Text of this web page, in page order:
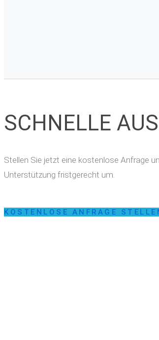
SCHNELLE
Stellen Sie jetzt eine kostenlose Anfrage
Unterstützung fristgerecht um.
KOSTENLOSE ANFRAGE